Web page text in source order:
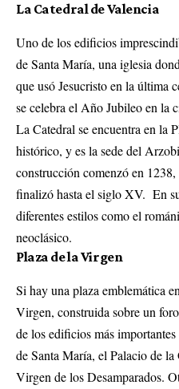
La Catedral de Valencia
Uno de los edificios
de Santa María, una iglesia
que usó Jesucristo en la última
se celebra el Año Jubileo en la
La Catedral se encuentra en la
histórico, y es la sede del
construcción comenzó en
finalizó hasta el siglo XV. En
diferentes estilos como el
neoclásico.
Plaza de la Virgen
Si hay una plaza emblemática
Virgen, construida sobre un
de los edificios más
de Santa María, el Palacio de
Virgen de los Desamparados.